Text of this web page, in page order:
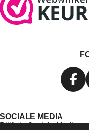
F
e
SOCIALE MEDIA
Blijf via Sociale Media